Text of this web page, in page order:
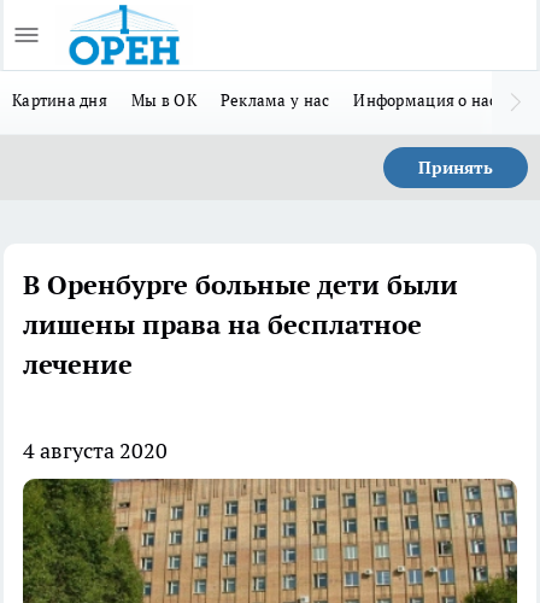
Картина дня Мы в ОК Реклама у нас Информация о нас
Принять
В Оренбурге больные дети были
лишены права на бесплатное
лечение
4 августа 2020